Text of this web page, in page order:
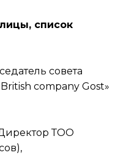
список
совета
company Gost»
ТОО